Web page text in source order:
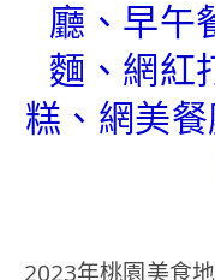
廳、早午
麵、網紅
糕、網美
2023年桃園美食地圖懶人包來了，因疫情關係大